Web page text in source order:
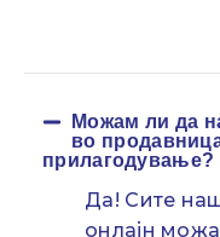
Можам ли да
во
прилагодување?
Да! Сите
онлајн